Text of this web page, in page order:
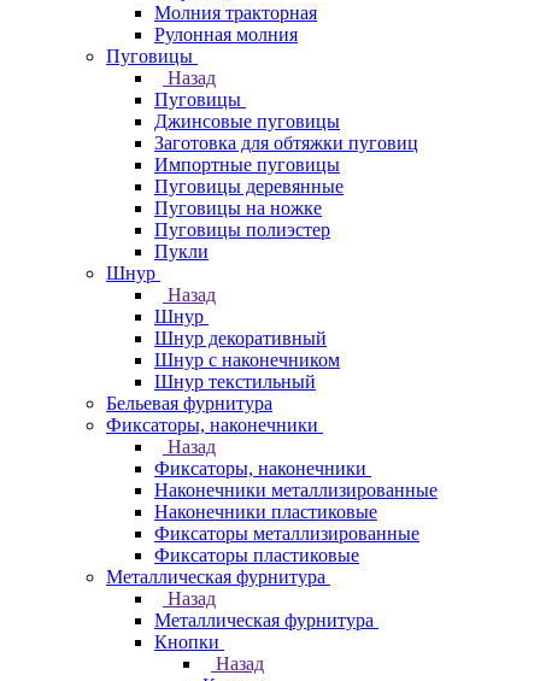
Молния тракторная
Рулонная молния
Пуговицы
Назад
Пуговицы
Джинсовые пуговицы
Заготовка для обтяжки пуговиц
Импортные пуговицы
Пуговицы деревянные
Пуговицы на ножке
Пуговицы полиэстер
Пукли
Шнур
Назад
Шнур
Шнур декоративный
Шнур с наконечником
Шнур текстильный
Бельевая фурнитура
Фиксаторы, наконечники
Назад
Фиксаторы, наконечники
Наконечники металлизированные
Наконечники пластиковые
Фиксаторы металлизированные
Фиксаторы пластиковые
Металлическая фурнитура
Назад
Металлическая фурнитура
Кнопки
Назад